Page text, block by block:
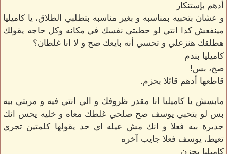
أدهم بإستنكار
و عشان بتحبيه بمناسبه و بغير مناسبه بتطلبي الطلاق، يا كاميليا
مينفعش كدا انتي لو حطيتي نفسك في مكانه وكل حاجه يقولك
هطلقك هنزعلي و تحسي أنه بايعك صح و لا انا غلطان؟
كاميليا بندم
صح، بس!
قاطعها أدهم قائلا بحزم.
مابسش يا كاميليا انا مقدر ظروفك و الي انتي فيه و مريتي بيه
بس لو بتحبي يوسف صح صلحي غلطك معاه و خليه يحس انك
جديرة بيه فعلا و انك مش عيله اي حد يقولها كلمتين تجري
تعيط، يوسف فعلا جايب آخره
كاميليا بحزن